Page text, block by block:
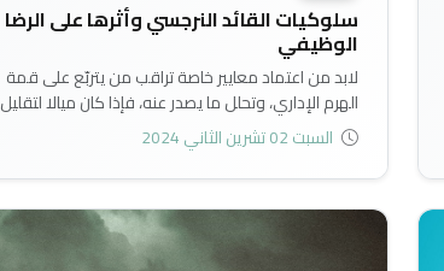
سلوكيات القائد النرجسي وأثرها على الرضا
الوظيفي
لابد من اعتماد معايير خاصة تراقب من يتربّع على قمة
الهرم الإداري، وتحلل ما يصدر عنه، فإذا كان ميالا لتقليل
الرضا الوظيفي، من خلال تثبيط همم العاملين
والموظفين، فلا يجوز أن يتسنّم مناصب قيادية مهمة،
وغالبا ما تكون النرجسية والأنانية هي السبب الأول في
الفشل القيادي، وهذا ما يوجب التصدي عبر تشريعات
وقوانين الأنظمة الداخلية التي تحمي المؤسسات
والمنظمات من تسلل النرجسيين إلى مراتبها العليا..
السبت 02 تشرين الثاني 2024